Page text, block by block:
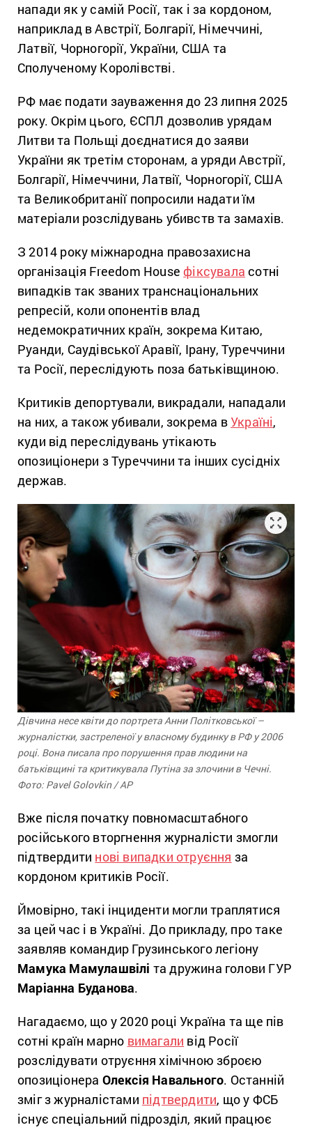
напади як у самій Росії, так і за кордоном,
наприклад в Австрії, Болгарії, Німеччині,
Латвії, Чорногорії, України, США та
Сполученому Королівстві.
РФ має подати зауваження до 23 липня 2025
року. Окрім цього, ЄСПЛ дозволив урядам
Литви та Польщі доєднатися до заяви
України як третім сторонам, а уряди Австрії,
Болгарії, Німеччини, Латвії, Чорногорії, США
та Великобританії попросили надати їм
матеріали розслідувань убивств та замахів.
З 2014 року міжнародна правозахисна
організація Freedom House фіксувала сотні
випадків так званих транснаціональних
репресій, коли опонентів влад
недемократичних країн, зокрема Китаю,
Руанди, Саудівської Аравії, Ірану, Туреччини
та Росії, переслідують поза батьківщиною.
Критиків депортували, викрадали, нападали
на них, а також убивали, зокрема в Україні,
куди від переслідувань утікають
опозиціонери з Туреччини та інших сусідніх
держав.
Дівчина несе квіти до портрета Анни Політковської –
журналістки, застреленої у власному будинку в РФ у 2006
році. Вона писала про порушення прав людини на
батьківщині та критикувала Путіна за злочини в Чечні.
Фото: Pavel Golovkin / AP
Вже після початку повномасштабного
російського вторгнення журналісти змогли
підтвердити нові випадки отруєння за
кордоном критиків Росії.
Ймовірно, такі інциденти могли траплятися
за цей час і в Україні. До прикладу, про таке
заявляв командир Грузинського легіону
Мамука Мамулашвілі та дружина голови ГУР
Маріанна Буданова.
Нагадаємо, що у 2020 році Україна та ще пів
сотні країн марно вимагали від Росії
розслідувати отруєння хімічною зброєю
опозиціонера Олексія Навального. Останній
зміг з журналістами підтвердити, що у ФСБ
існує спеціальний підрозділ, який працює